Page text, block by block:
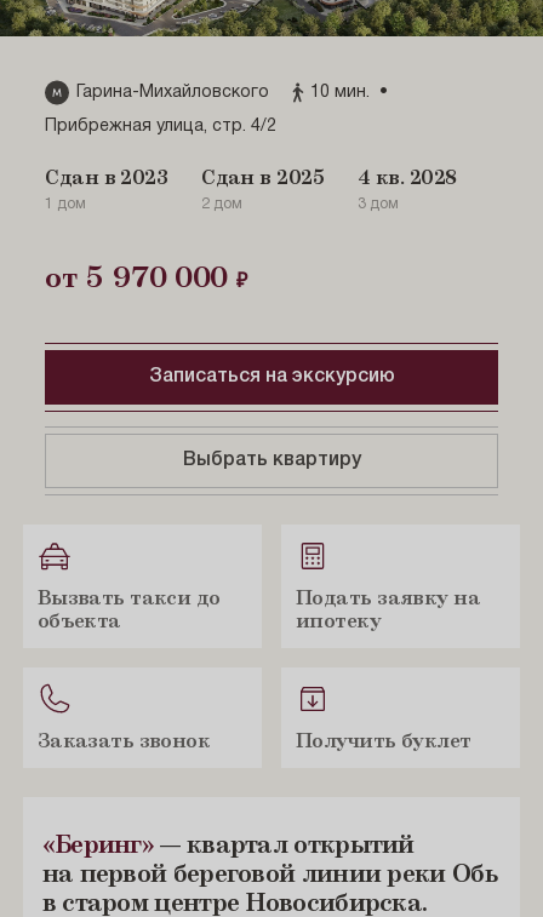
Гарина-Михайловского 10 мин.
Прибрежная улица, стр. 4/2
Сдан в 2023
1 дом
Сдан в 2025
2 дом
4 кв. 2028
3 дом
от 5 970 000 ₽
Записаться на экскурсию
Выбрать квартиру
Вызвать такси до
объекта
Подать заявку на
ипотеку
Заказать звонок Получить буклет
«Беринг» — квартал открытий
на первой береговой линии реки Обь
в старом центре Новосибирска.
Смотреть 5 фото
Смотреть 4 фото